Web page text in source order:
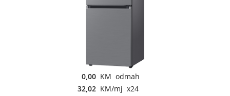
0,00 KM odmah
32,02 KM/mj x24